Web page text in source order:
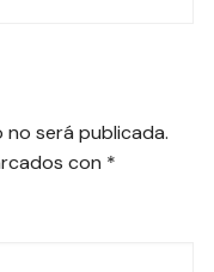
será publicada.
con *